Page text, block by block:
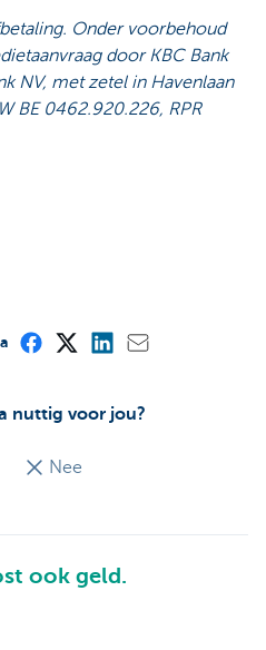
Onder voorbehoud
door KBC Bank
NV, met zetel in Havenlaan
BE 0462.920.226, RPR
nuttig voor jou?
Nee
ook geld.